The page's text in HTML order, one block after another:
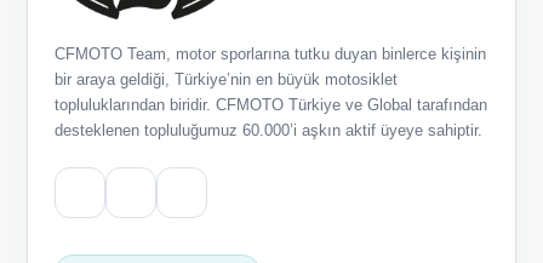
CFMOTO Team, motor sporlarına tutku duyan binlerce kişinin
bir araya geldiği, Türkiye’nin en büyük motosiklet
topluluklarından biridir. CFMOTO Türkiye ve Global tarafından
desteklenen topluluğumuz 60.000’i aşkın aktif üyeye sahiptir.